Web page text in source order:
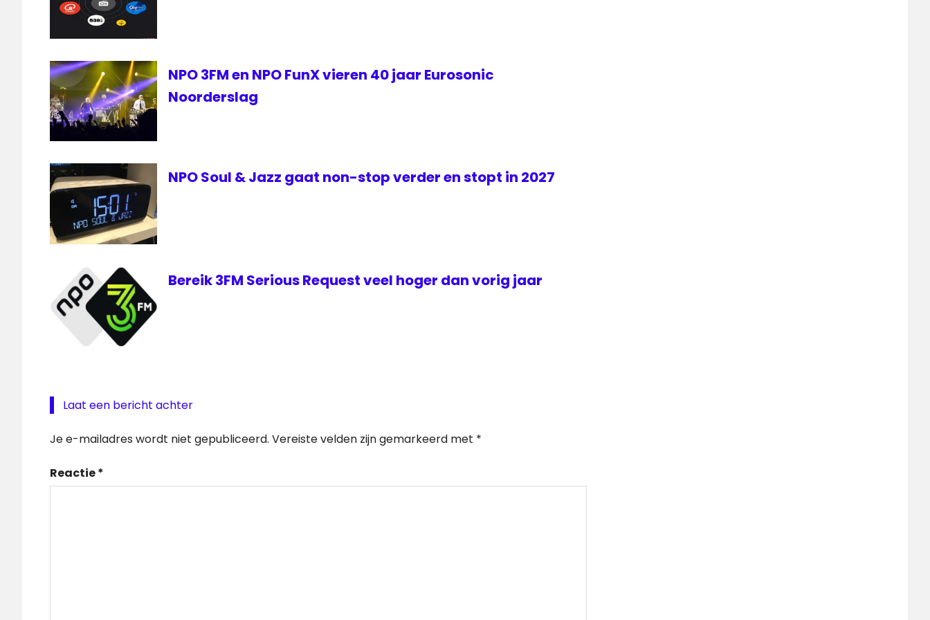
Hilversum
Middengolf
Radio
NPO 3FM en NPO FunX vieren 40 jaar Eurosonic
Noorderslag
NPO Soul & Jazz gaat non-stop verder en stopt in 2027
Bereik 3FM Serious Request veel hoger dan vorig jaar
Laat een bericht achter
Je e-mailadres wordt niet gepubliceerd. Vereiste velden zijn gemarkeerd met *
Reactie*